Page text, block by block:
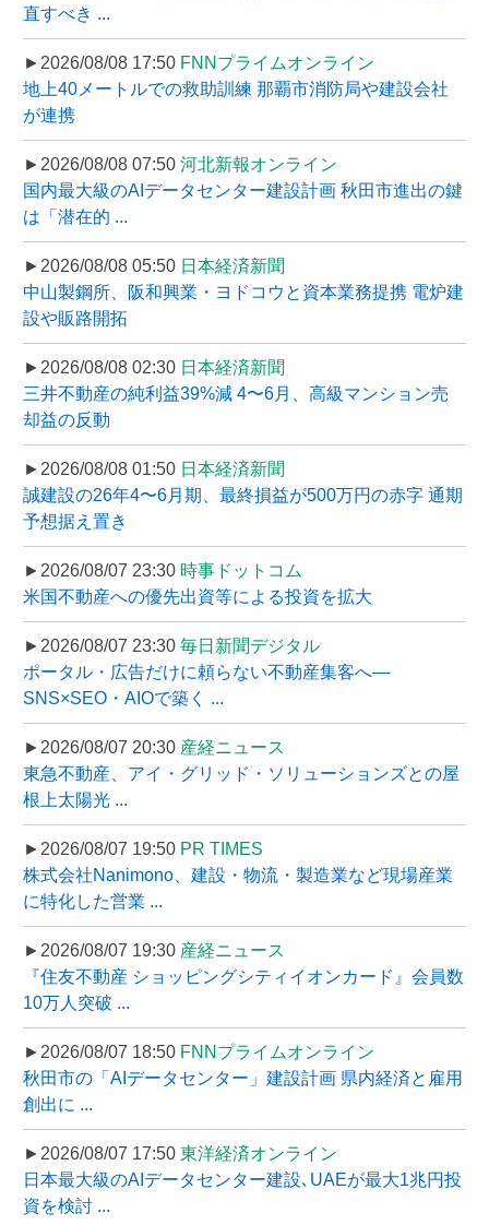
直すべき ...
►2026/08/08 17:50 FNNプライムオンライン
地上40メートルでの救助訓練 那覇市消防局や建設会社
が連携
►2026/08/08 07:50 河北新報オンライン
国内最大級のAIデータセンター建設計画 秋田市進出の鍵
は「潜在的 ...
►2026/08/08 05:50 日本経済新聞
中山製鋼所、阪和興業・ヨドコウと資本業務提携 電炉建
設や販路開拓
►2026/08/08 02:30 日本経済新聞
三井不動産の純利益39%減 4〜6月、高級マンション売
却益の反動
►2026/08/08 01:50 日本経済新聞
誠建設の26年4〜6月期、最終損益が500万円の赤字 通期
予想据え置き
►2026/08/07 23:30 時事ドットコム
米国不動産への優先出資等による投資を拡大
►2026/08/07 23:30 毎日新聞デジタル
ポータル・広告だけに頼らない不動産集客へ―
SNS×SEO・AIOで築く ...
►2026/08/07 20:30 産経ニュース
東急不動産、アイ・グリッド・ソリューションズとの屋
根上太陽光 ...
►2026/08/07 19:50 PR TIMES
株式会社Nanimono、建設・物流・製造業など現場産業
に特化した営業 ...
►2026/08/07 19:30 産経ニュース
『住友不動産 ショッピングシティイオンカード』会員数
10万人突破 ...
►2026/08/07 18:50 FNNプライムオンライン
秋田市の「AIデータセンター」建設計画 県内経済と雇用
創出に ...
►2026/08/07 17:50 東洋経済オンライン
日本最大級のAIデータセンター建設､UAEが最大1兆円投
資を検討 ...